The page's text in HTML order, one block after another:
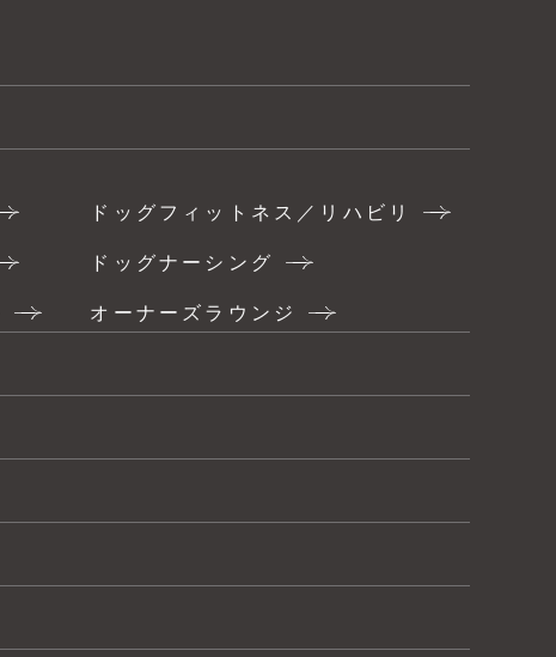
ドッグフィットネス／リハビリ
ドッグナーシング
オーナーズラウンジ